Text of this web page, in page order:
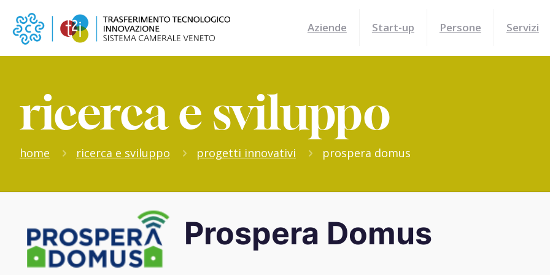
Aziende Start-up Persone Servizi
ricerca e sviluppo
home ricerca e sviluppo progetti innovativi prospera domus
Prospera Domus